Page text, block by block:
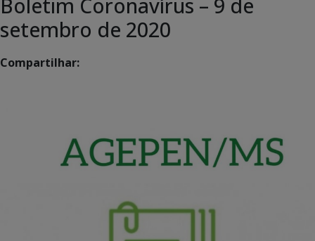
setembro de 2020
Compartilhar: